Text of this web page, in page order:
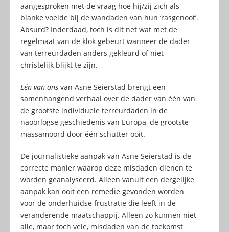
aangesproken met de vraag hoe hij/zij zich als
blanke voelde bij de wandaden van hun ‘rasgenoot’.
Absurd? Inderdaad, toch is dit net wat met de
regelmaat van de klok gebeurt wanneer de dader
van terreurdaden anders gekleurd of niet-
christelijk blijkt te zijn.
Eén van ons van Asne Seierstad brengt een
samenhangend verhaal over de dader van één van
de grootste individuele terreurdaden in de
naoorlogse geschiedenis van Europa, de grootste
massamoord door één schutter ooit.
De journalistieke aanpak van Asne Seierstad is de
correcte manier waarop deze misdaden dienen te
worden geanalyseerd. Alleen vanuit een dergelijke
aanpak kan ooit een remedie gevonden worden
voor de onderhuidse frustratie die leeft in de
veranderende maatschappij. Alleen zo kunnen niet
alle, maar toch vele, misdaden van de toekomst